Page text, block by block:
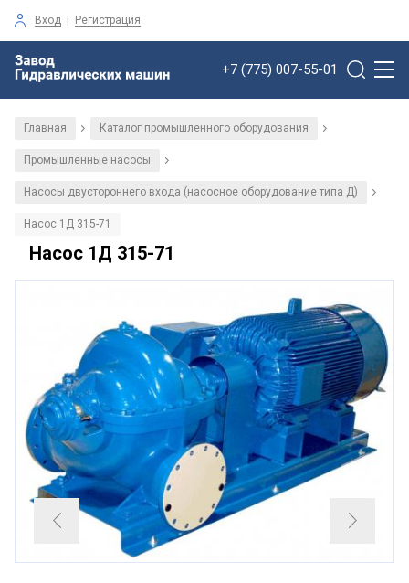
Вход | Регистрация
+7 (775) 007-55-01
Главная / Каталог промышленного оборудования /
Промышленные насосы /
Насосы двустороннего входа (насосное оборудование типа Д) /
Насос 1Д 315-71
Насос 1Д 315-71